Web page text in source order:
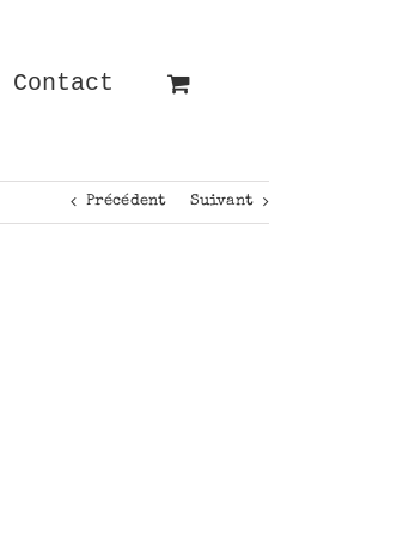
Contact
Précédent Suivant